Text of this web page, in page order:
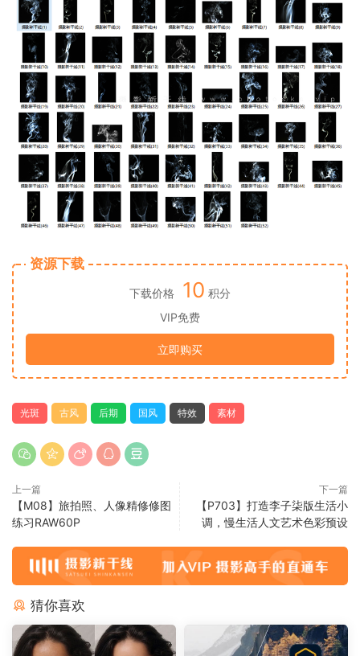
资源下载
下载价格 10 积分
VIP免费
立即购买
光斑 古风 后期 国风 特效 素材
上一篇
【M08】旅拍照、人像精修修图
练习RAW60P
下一篇
【P703】打造李子柒版生活小
调，慢生活人文艺术色彩预设
猜你喜欢